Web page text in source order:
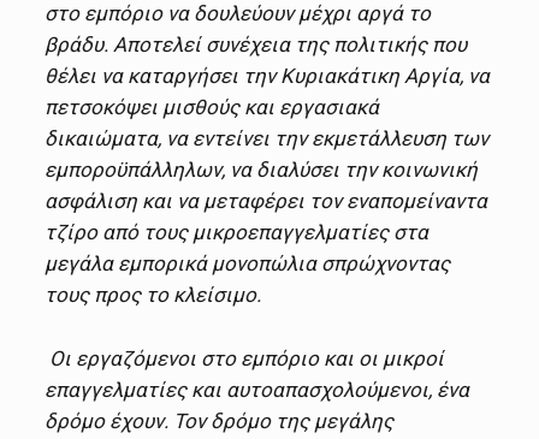
στο εμπόριο να δουλεύουν μέχρι αργά το
βράδυ. Αποτελεί συνέχεια της πολιτικής που
θέλει να καταργήσει την Κυριακάτικη Αργία, να
πετσοκόψει μισθούς και εργασιακά
δικαιώματα, να εντείνει την εκμετάλλευση των
εμποροϋπάλληλων, να διαλύσει την κοινωνική
ασφάλιση και να μεταφέρει τον εναπομείναντα
τζίρο από τους μικροεπαγγελματίες στα
μεγάλα εμπορικά μονοπώλια σπρώχνοντας
τους προς το κλείσιμο.
Οι εργαζόμενοι στο εμπόριο και οι μικροί
επαγγελματίες και αυτοαπασχολούμενοι, ένα
δρόμο έχουν. Τον δρόμο της μεγάλης